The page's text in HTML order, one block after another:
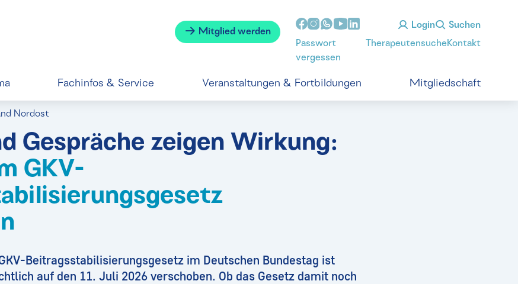
Mitglied werden
Login Suchen
Passwort
vergessen
Therapeutensuche Kontakt
Fachinfos & Service Veranstaltungen & Fortbildungen Mitgliedschaft
Nordost
Gespräche zeigen Wirkung:
GKV-
Beitragsstabilisierungsgesetz im Deutschen Bundestag ist
auf den 11. Juli 2026 verschoben. Ob das Gesetz damit noch